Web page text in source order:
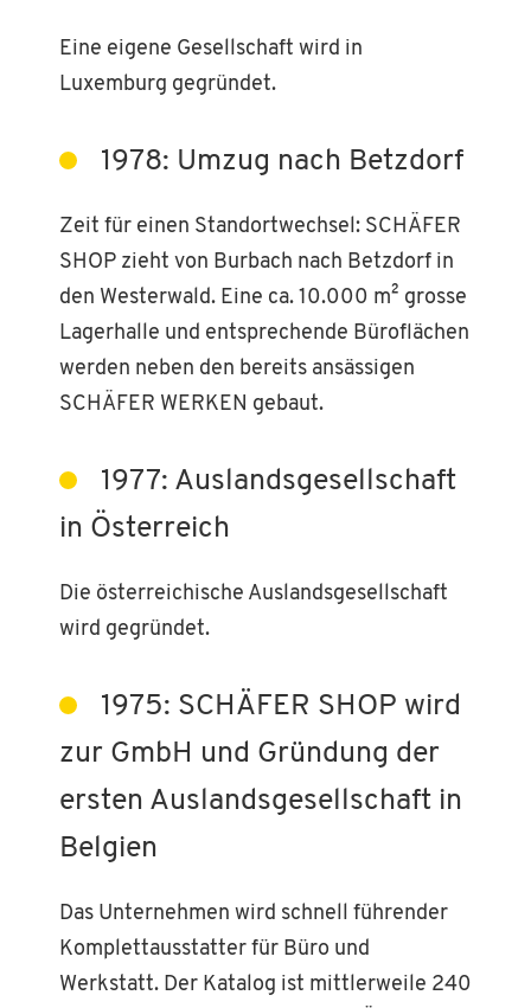
Eine eigene Gesellschaft wird in
Luxemburg gegründet.
1978: Umzug nach Betzdorf
Zeit für einen Standortwechsel: SCHÄFER
SHOP zieht von Burbach nach Betzdorf in
den Westerwald. Eine ca. 10.000 m² grosse
Lagerhalle und entsprechende Büroflächen
werden neben den bereits ansässigen
SCHÄFER WERKEN gebaut.
1977: Auslandsgesellschaft
in Österreich
Die österreichische Auslandsgesellschaft
wird gegründet.
1975: SCHÄFER SHOP wird
zur GmbH und Gründung der
ersten Auslandsgesellschaft in
Belgien
Das Unternehmen wird schnell führender
Komplettausstatter für Büro und
Werkstatt. Der Katalog ist mittlerweile 240